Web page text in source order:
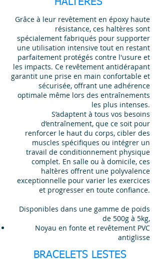
HALTERES
Grâce à leur revêtement en époxy haute
résistance, ces haltères sont
spécialement fabriqués pour supporter
une utilisation intensive tout en restant
parfaitement protégés contre l'usure et
les impacts. Ce revêtement antidérapant
garantit une prise en main confortable et
sécurisée, offrant une adhérence
optimale même lors des entraînements
les plus intenses.
S’adaptent à tous vos besoins
d’entraînement, que ce soit pour
renforcer le haut du corps, cibler des
muscles spécifiques ou intégrer un
travail de conditionnement physique
complet. En salle ou à domicile, ces
haltères offrent une polyvalence
exceptionnelle pour varier les exercices
et progresser en toute confiance.
Disponibles dans une gamme de poids
de 500g à 5kg,
Noyau en fonte et revêtement PVC
antiglisse
BRACELETS LESTES